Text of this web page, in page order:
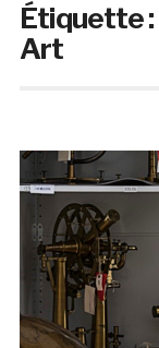
Étiquette :
Art